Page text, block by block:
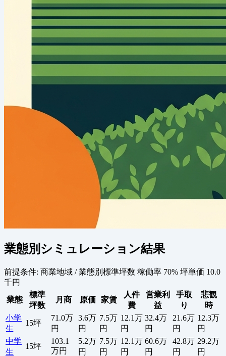
業態別シミュレーション結果
前提条件: 商業地域 / 業態別標準坪数 稼働率 70% 坪単価 10.0
千円
業態
標準
坪数
月商 原価 家賃
人件
費
営業利
益
手取
り
悲観
時
小学
生
15坪
71.0万
円
3.6万
円
7.5万
円
12.1万
円
32.4万
円
21.6万
円
12.3万
円
中学
生
15坪
103.1
万円
5.2万
円
7.5万
円
12.1万
円
60.6万
円
42.8万
円
29.2万
円